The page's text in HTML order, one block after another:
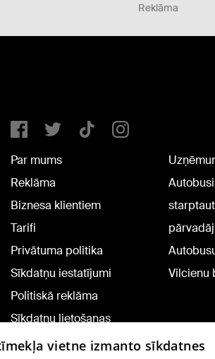
Reklāma
Par mums
Reklāma
Biznesa klientiem
Tarifi
Privātuma politika
Sīkdatņu iestatījumi
Politiskā reklāma
Sīkdatņu lietošanas
noteikumi
Vilcienu
vietne izmanto sīkdatnes